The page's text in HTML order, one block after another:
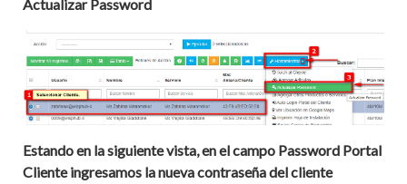
Actualizar Password
Estando en la siguiente vista, en el campo Password Portal
Clienteingresamos la nueva contraseña del cliente